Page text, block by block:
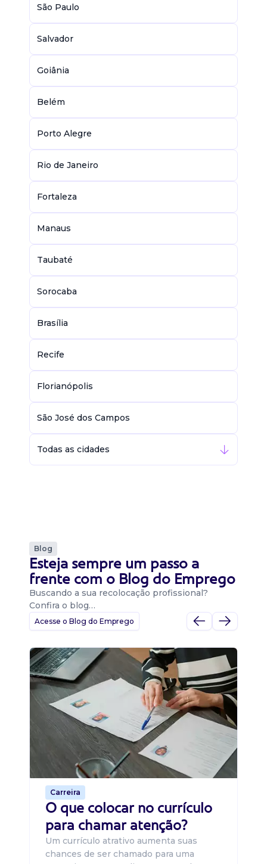
São Paulo
Salvador
Goiânia
Belém
Porto Alegre
Rio de Janeiro
Fortaleza
Manaus
Taubaté
Sorocaba
Brasília
Recife
Florianópolis
São José dos Campos
Todas as cidades
Blog
Esteja sempre um passo a
frente com o Blog do Emprego
Buscando a sua recolocação profissional?
Confira o blog…
Acesse o Blog do Emprego
Carreira
O que colocar no currículo
para chamar atenção?
Um currículo atrativo aumenta suas
chances de ser chamado para uma